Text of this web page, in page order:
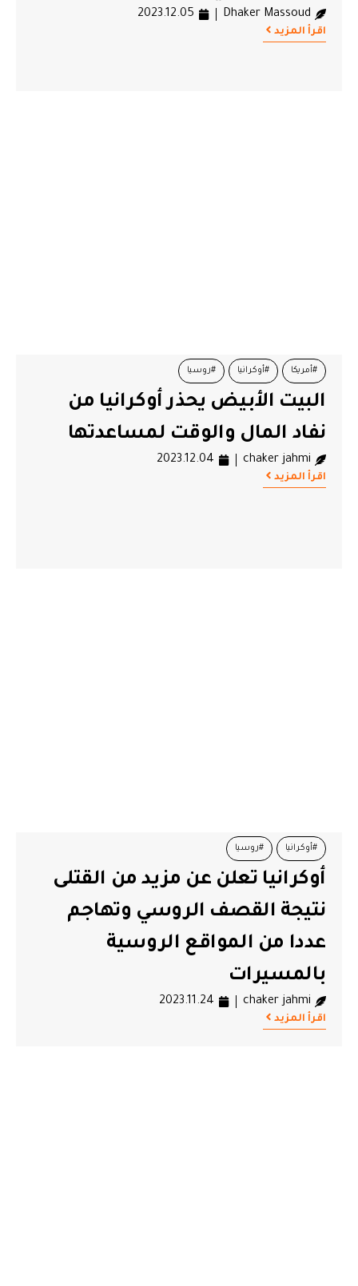
Dhaker Massoud
2023.12.05
اقرأ المزيد
#أمريكا #أوكرانيا #روسيا
البيت الأبيض يحذر أوكرانيا من
نفاد المال والوقت لمساعدتها
chaker jahmi
2023.12.04
اقرأ المزيد
#أوكرانيا #روسيا
أوكرانيا تعلن عن مزيد من القتلى
نتيجة القصف الروسي وتهاجم
عددا من المواقع الروسية
بالمسيرات
chaker jahmi
2023.11.24
اقرأ المزيد